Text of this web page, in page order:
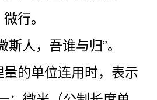
行。
斯人，吾谁与归”。
量的单位连用时，表示